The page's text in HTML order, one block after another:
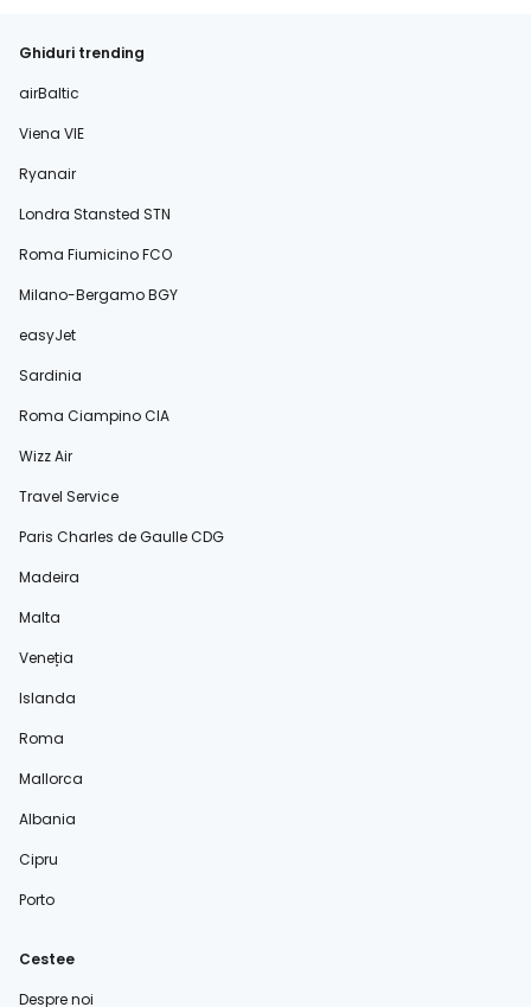
Ghiduri trending
airBaltic
Viena VIE
Ryanair
Londra Stansted STN
Roma Fiumicino FCO
Milano-Bergamo BGY
easyJet
Sardinia
Roma Ciampino CIA
Wizz Air
Travel Service
Paris Charles de Gaulle CDG
Madeira
Malta
Veneția
Islanda
Roma
Mallorca
Albania
Cipru
Porto
Cestee
Despre noi